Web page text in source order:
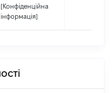
[Конфіденційна
інформація]